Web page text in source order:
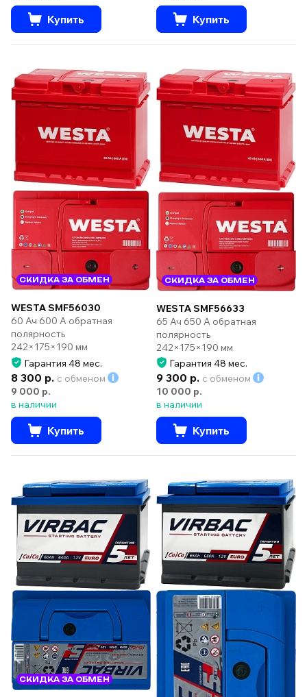
Купить Купить
СКИДКА ЗА ОБМЕН
WESTA SMF56030
60 Ач 600 А обратная
полярность
242×175×190 мм
Гарантия 48 мес.
8 300 р. с обменом
9 000 р.
в наличии
Купить
СКИДКА ЗА ОБМЕН
WESTA SMF56633
65 Ач 650 А обратная
полярность
242×175×190 мм
Гарантия 48 мес.
9 300 р. с обменом
10 000 р.
в наличии
Купить
СКИДКА ЗА ОБМЕН